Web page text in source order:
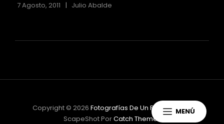
MENÚ
7 Agosto, 2011 Julio Abalde
Copyright © 2026 Fotografías De Un Principiante |
ScapeShot PorCatch Themes